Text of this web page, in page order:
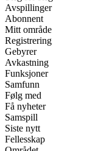
Avspillinger
Abonnent
Mitt område
Registrering
Gebyrer
Avkastning
Funksjoner
Samfunn
Følg med
Få nyheter
Samspill
Siste nytt
Fellesskap